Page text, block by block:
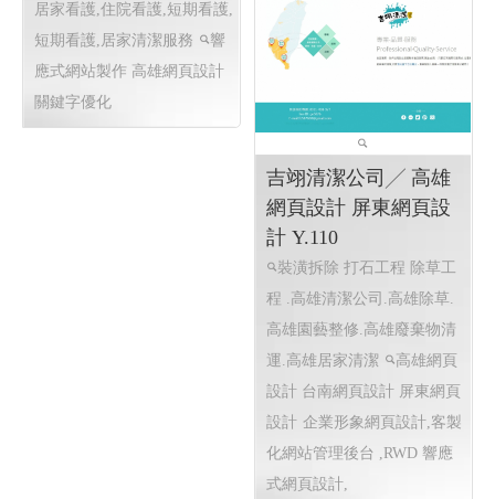
居家看護,住院看護,短期看護,
短期看護,居家清潔服務
響
應式網站製作 高雄網頁設計
關鍵字優化
吉翊清潔公司╱ 高雄
網頁設計 屏東網頁設
計 Y.110
裝潢拆除 打石工程 除草工
程 .高雄清潔公司.高雄除草.
高雄園藝整修.高雄廢棄物清
運.高雄居家清潔
高雄網頁
設計 台南網頁設計 屏東網頁
設計 企業形象網頁設計,客製
化網站管理後台 ,RWD 響應
式網頁設計,